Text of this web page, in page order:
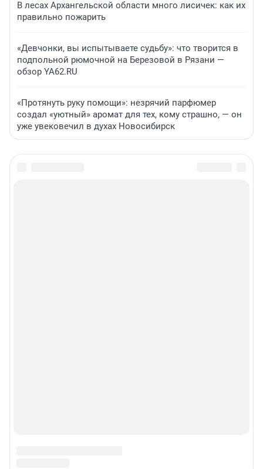
В лесах Архангельской области много лисичек: как их
правильно пожарить
«Девчонки, вы испытываете судьбу»: что творится в
подпольной рюмочной на Березовой в Рязани —
обзор YA62.RU
«Протянуть руку помощи»: незрячий парфюмер
создал «уютный» аромат для тех, кому страшно, — он
уже увековечил в духах Новосибирск